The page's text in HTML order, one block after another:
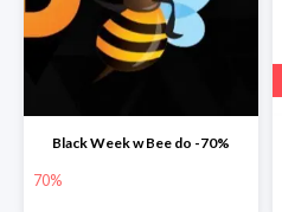
Black Week w Bee do -70%
70%